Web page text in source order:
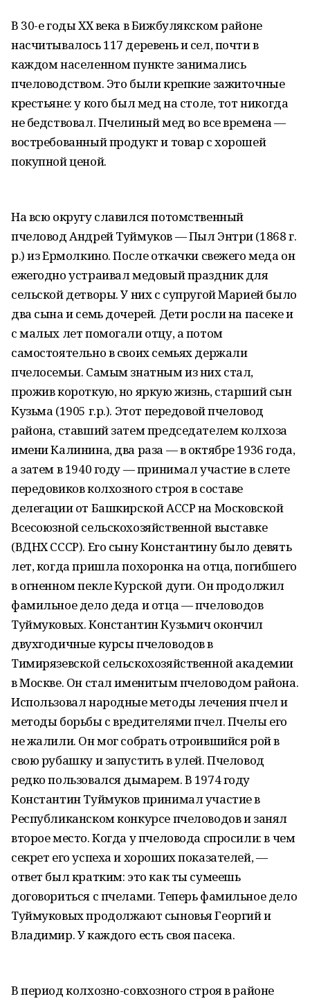
В 30-е годы ХХ века в Бижбулякском районе
насчитывалось 117 деревень и сел, почти в
каждом населенном пункте занимались
пчеловодством. Это были крепкие зажиточные
крестьяне: у кого был мед на столе, тот никогда
не бедствовал. Пчелиный мед во все времена —
востребованный продукт и товар с хорошей
покупной ценой.
На всю округу славился потомственный
пчеловод Андрей Туймуков — Пыл Энтри (1868 г.
р.) из Ермолкино. После откачки свежего меда он
ежегодно устраивал медовый праздник для
сельской детворы. У них с супругой Марией было
два сына и семь дочерей. Дети росли на пасеке и
с малых лет помогали отцу, а потом
самостоятельно в своих семьях держали
пчелосемьи. Самым знатным из них стал,
прожив короткую, но яркую жизнь, старший сын
Кузьма (1905 г.р.). Этот передовой пчеловод
района, ставший затем председателем колхоза
имени Калинина, два раза — в октябре 1936 года,
а затем в 1940 году — принимал участие в слете
передовиков колхозного строя в составе
делегации от Башкирской АССР на Московской
Всесоюзной сельскохозяйственной выставке
(ВДНХ СССР). Его сыну Константину было девять
лет, когда пришла похоронка на отца, погибшего
в огненном пекле Курской дуги. Он продолжил
фамильное дело деда и отца — пчеловодов
Туймуковых. Константин Кузьмич окончил
двухгодичные курсы пчеловодов в
Тимирязевской сельскохозяйственной академии
в Москве. Он стал именитым пчеловодом района.
Использовал народные методы лечения пчел и
методы борьбы с вредителями пчел. Пчелы его
не жалили. Он мог собрать отроившийся рой в
свою рубашку и запустить в улей. Пчеловод
редко пользовался дымарем. В 1974 году
Константин Туймуков принимал участие в
Республиканском конкурсе пчеловодов и занял
второе место. Когда у пчеловода спросили: в чем
секрет его успеха и хороших показателей, —
ответ был кратким: это как ты сумеешь
договориться с пчелами. Теперь фамильное дело
Туймуковых продолжают сыновья Георгий и
Владимир. У каждого есть своя пасека.
В период колхозно-совхозного строя в районе